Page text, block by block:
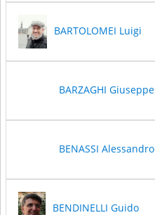
BARTOLOMEI Luigi
BARZAGHI Giuseppe
BENASSI Alessandro
BENDINELLI Guido